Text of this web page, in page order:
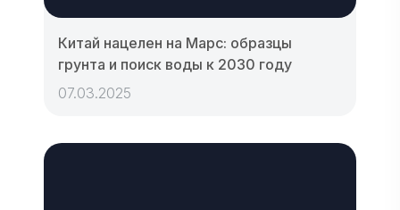
Китай нацелен на Марс: образцы
грунта и поиск воды к 2030 году
07.03.2025